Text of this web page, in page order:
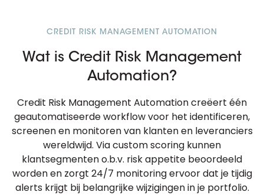
CREDIT RISK MANAGEMENT AUTOMATION
Wat is Credit Risk Management
Automation?
Credit Risk Management Automation creëert één
geautomatiseerde workflow voor het identificeren,
screenen en monitoren van klanten en leveranciers
wereldwijd. Via custom scoring kunnen
klantsegmenten o.b.v. risk appetite beoordeeld
worden en zorgt 24/7 monitoring ervoor dat je tijdig
alerts krijgt bij belangrijke wijzigingen in je portfolio.